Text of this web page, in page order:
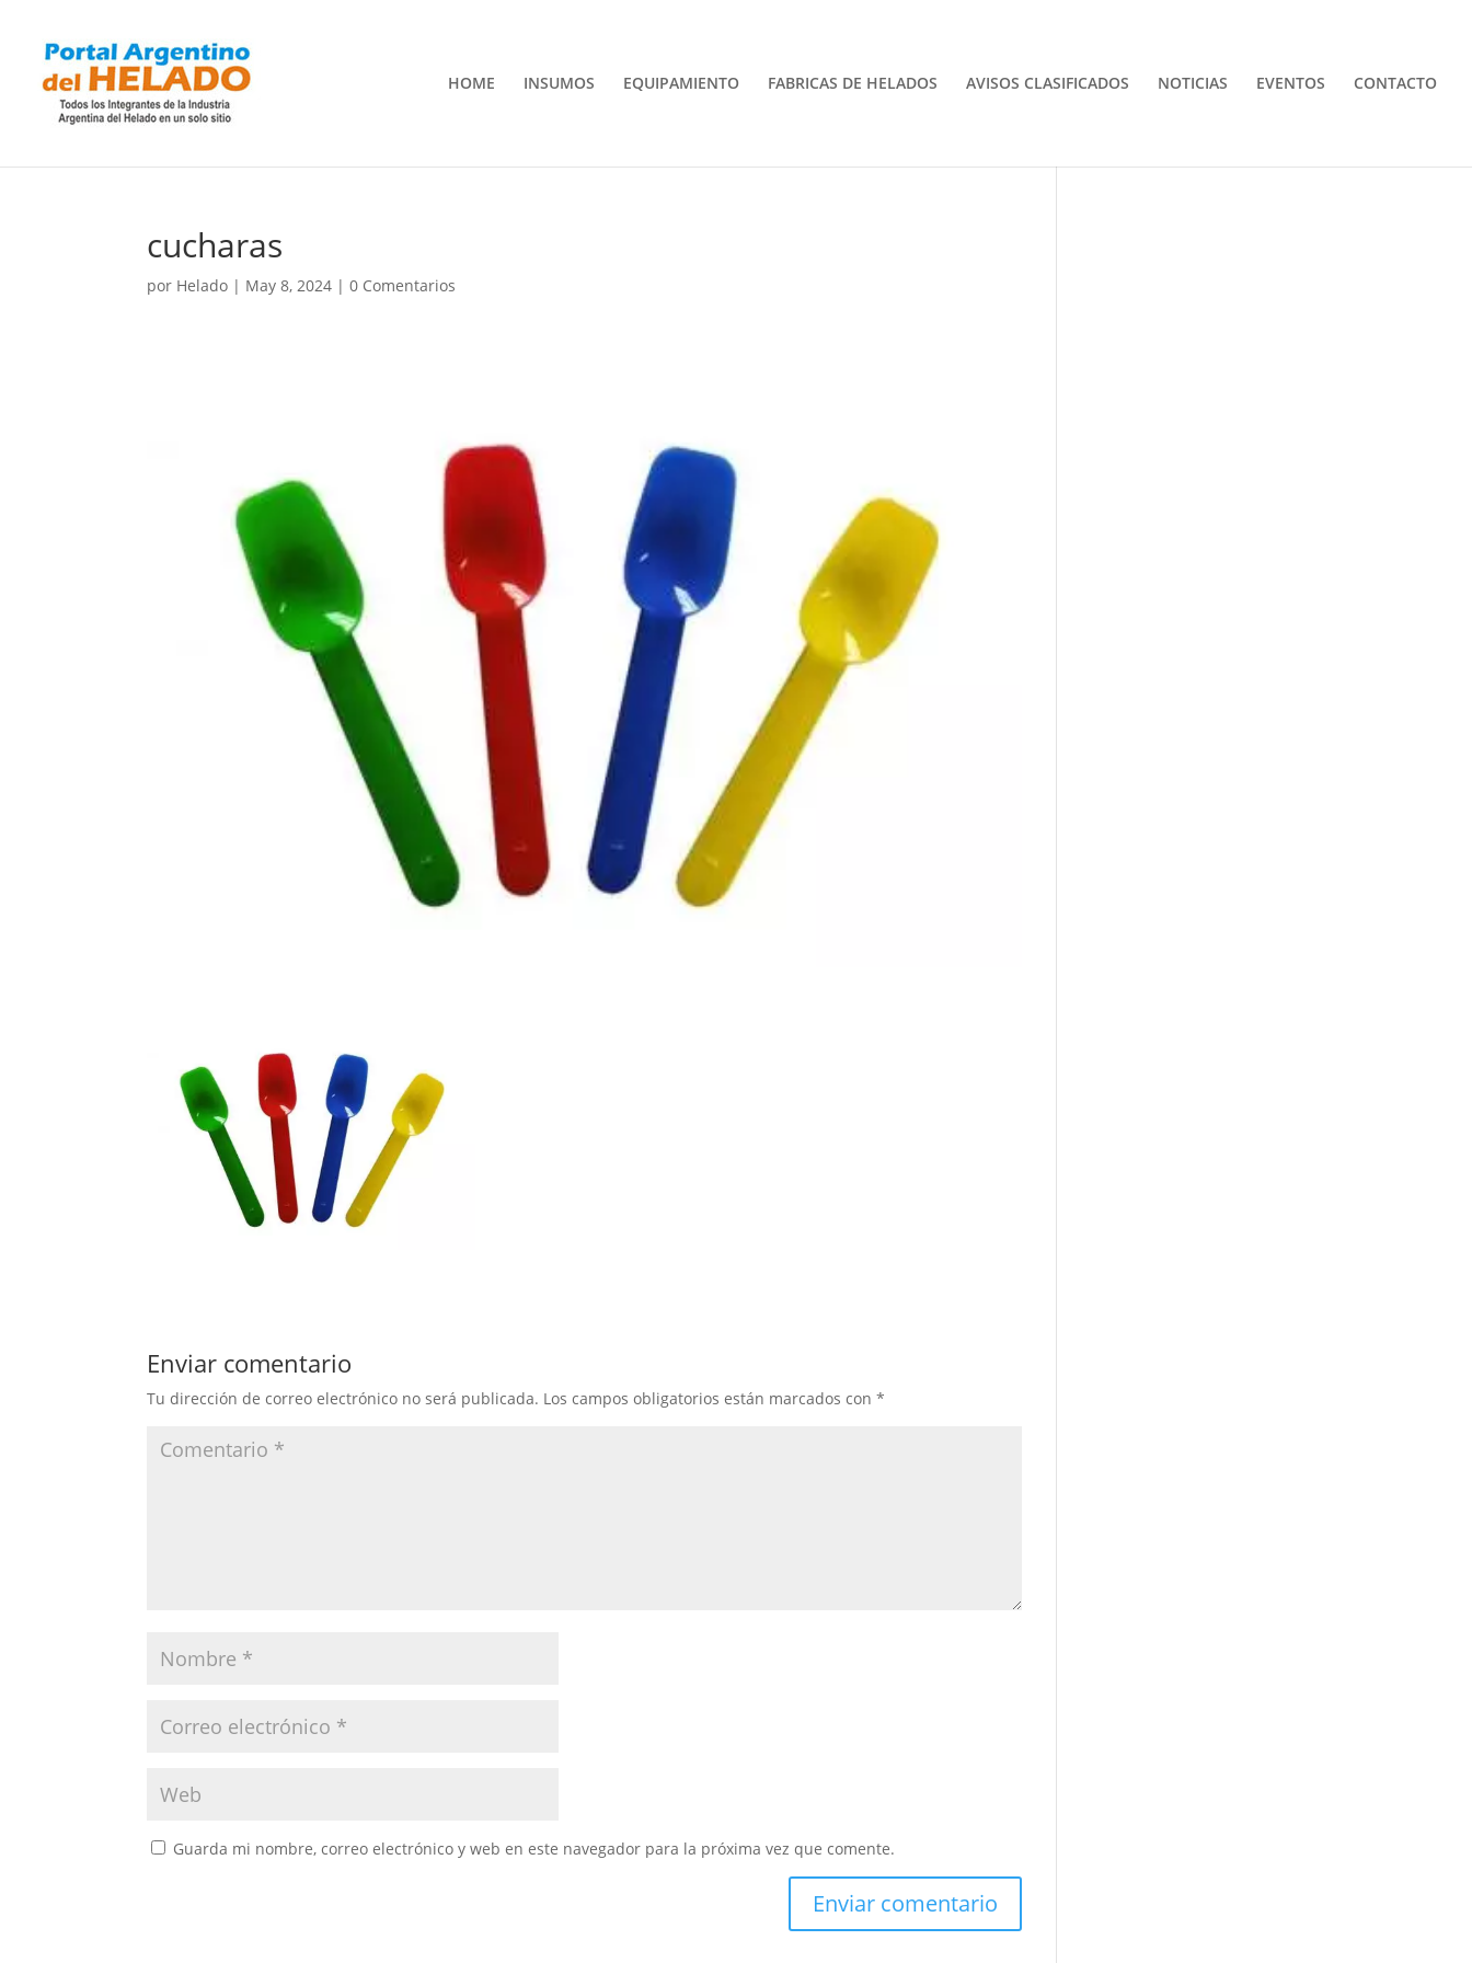
HOME INSUMOS EQUIPAMIENTO FABRICAS DE HELADOS AVISOS CLASIFICADOS NOTICIAS EVENTOS CONTACTO
cucharas
por Helado | May 8, 2024 |0 Comentarios
Enviar comentario
Tu dirección de correo electrónico no será publicada. Los campos obligatorios están marcados con*
Guarda mi nombre, correo electrónico y web en este navegador para la próxima vez que comente.